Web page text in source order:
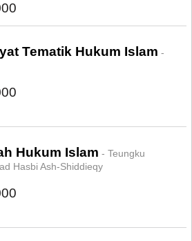
Tematik Hukum Islam -
Hukum Islam - Teungku
Hasbi Ash-Shiddieqy